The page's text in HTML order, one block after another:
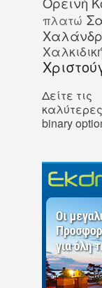
πλατώ
Δείτε τις
καλύτερες
binary